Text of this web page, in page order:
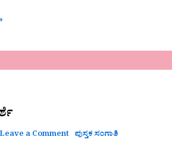
Leave a Comment ಪುಸ್ತಕ ಸಂಗಾತಿ